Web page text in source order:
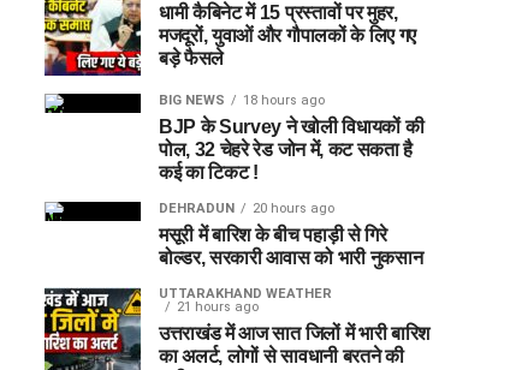
धामी कैबिनेट में 15 प्रस्तावों पर मुहर,
मजदूरों, युवाओं और गौपालकों के लिए गए
बड़े फैसले
BIG NEWS 18 hours ago
BJP के Survey ने खोली विधायकों की
पोल, 32 चेहरे रेड जोन में, कट सकता है
कई का टिकट !
DEHRADUN 20 hours ago
मसूरी में बारिश के बीच पहाड़ी से गिरे
बोल्डर, सरकारी आवास को भारी नुकसान
UTTARAKHAND WEATHER
21 hours ago
उत्तराखंड में आज सात जिलों में भारी बारिश
का अलर्ट, लोगों से सावधानी बरतने की